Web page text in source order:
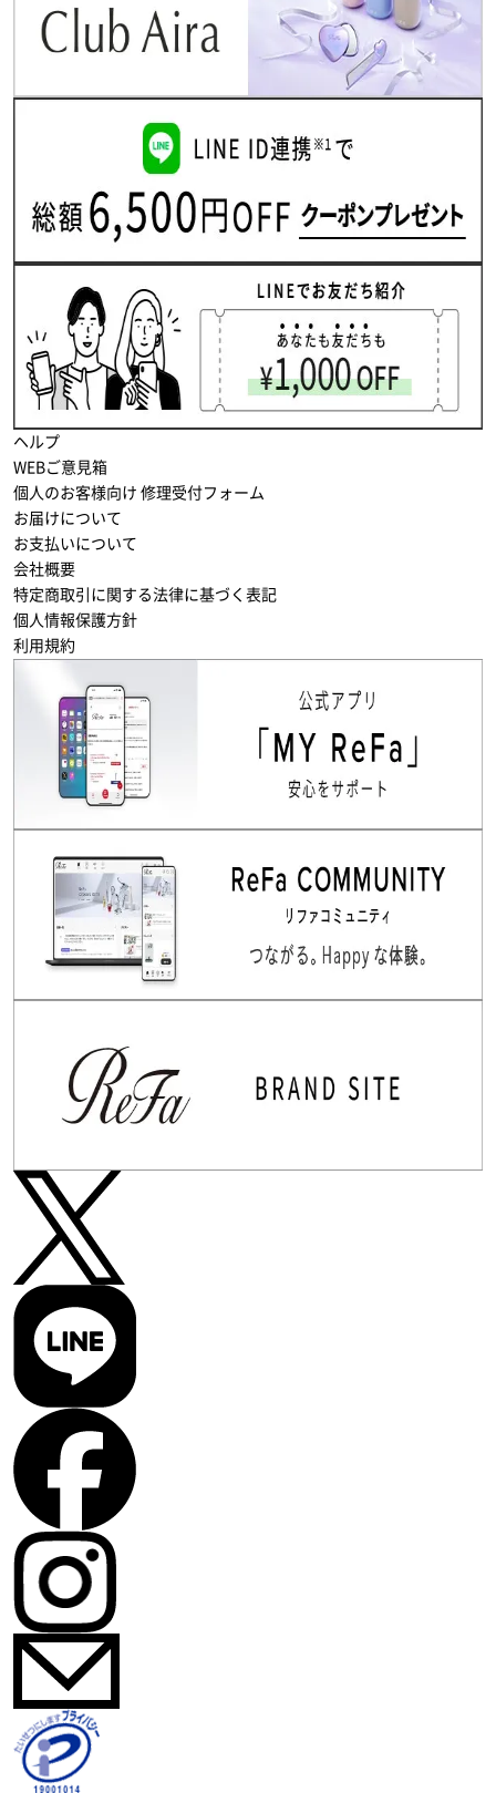
ヘルプ
WEBご意見箱
個人のお客様向け 修理受付フォーム
お届けについて
お支払いについて
会社概要
特定商取引に関する法律に基づく表記
個人情報保護方針
利用規約